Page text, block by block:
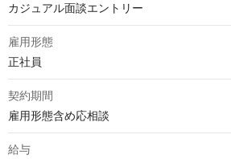
カジュアル面談エントリー
雇用形態
正社員
契約期間
雇用形態含め応相談
給与